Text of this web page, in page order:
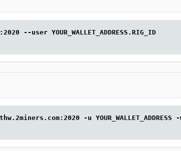
--user YOUR_WALLET_ADDRESS.RIG_ID
-u YOUR_WALLET_ADDRESS -